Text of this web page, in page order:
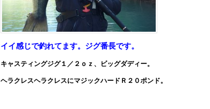
イイ感じで釣れてます。ジグ番長です。
キャスティングジグ１／２ｏｚ、ビッグダディー。
ヘラクレスヘラクレスにマジックハードＲ２０ポンド。